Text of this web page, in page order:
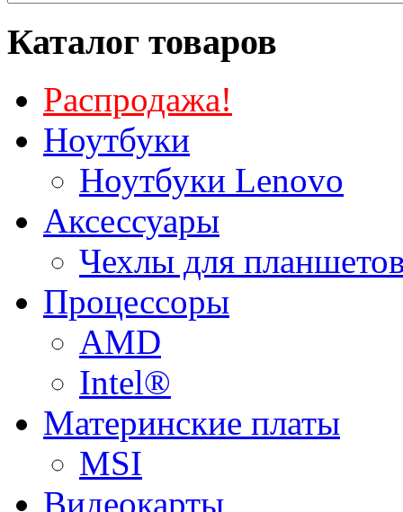
Каталог товаров
Распродажа!
Ноутбуки
Ноутбуки Lenovo
Аксессуары
Чехлы для
Процессоры
AMD
Intel®
Материнские платы
MSI
Видеокарты